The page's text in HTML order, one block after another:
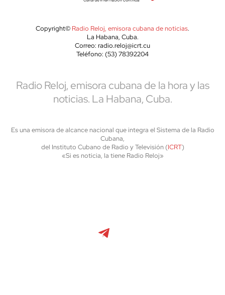
Copyright© Radio Reloj, emisora cubana de noticias.
La Habana, Cuba.
Correo: radio.reloj@icrt.cu
Teléfono: (53) 78392204
Radio Reloj, emisora cubana de la hora y las
noticias. La Habana, Cuba.
Es una emisora de alcance nacional que integra el Sistema de la Radio
Cubana,
del Instituto Cubano de Radio y Televisión (ICRT)
«Si es noticia, la tiene Radio Reloj»